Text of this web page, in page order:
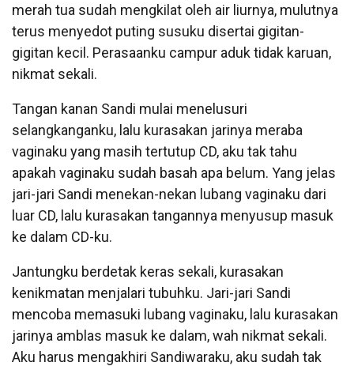
merah tua sudah mengkilat oleh air liurnya, mulutnya
terus menyedot puting susuku disertai gigitan-
gigitan kecil. Perasaanku campur aduk tidak karuan,
nikmat sekali.
Tangan kanan Sandi mulai menelusuri
selangkanganku, lalu kurasakan jarinya meraba
vaginaku yang masih tertutup CD, aku tak tahu
apakah vaginaku sudah basah apa belum. Yang jelas
jari-jari Sandi menekan-nekan lubang vaginaku dari
luar CD, lalu kurasakan tangannya menyusup masuk
ke dalam CD-ku.
Jantungku berdetak keras sekali, kurasakan
kenikmatan menjalari tubuhku. Jari-jari Sandi
mencoba memasuki lubang vaginaku, lalu kurasakan
jarinya amblas masuk ke dalam, wah nikmat sekali.
Aku harus mengakhiri Sandiwaraku, aku sudah tak